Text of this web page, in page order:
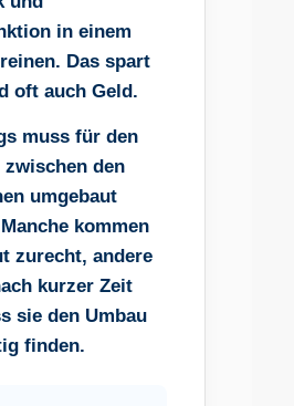
in einem
Das spart
oft auch Geld.
muss für den
zwischen den
umgebaut
kommen
zurecht, andere
kurzer Zeit
sie den Umbau
finden.